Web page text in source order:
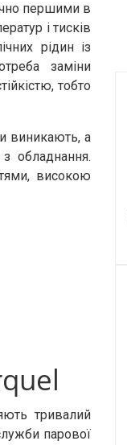
першими в
і тисків
рідин із
заміни
тобто
виникають, а
обладнання.
високою
тривалий
парової